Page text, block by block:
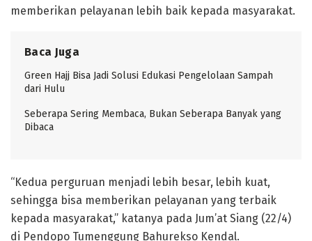
memberikan pelayanan lebih baik kepada masyarakat.
Baca Juga
Green Hajj Bisa Jadi Solusi Edukasi Pengelolaan Sampah
dari Hulu
Seberapa Sering Membaca, Bukan Seberapa Banyak yang
Dibaca
“Kedua perguruan menjadi lebih besar, lebih kuat,
sehingga bisa memberikan pelayanan yang terbaik
kepada masyarakat,” katanya pada Jum’at Siang (22/4)
di Pendopo Tumenggung Bahurekso Kendal.